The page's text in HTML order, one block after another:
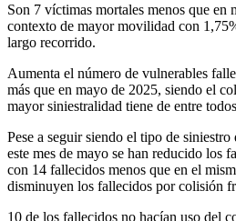
Son 7 víctimas mortales menos que en
contexto de mayor movilidad con
largo recorrido.
Aumenta el número de vulnerables
más que en mayo de 2025, siendo el
mayor siniestralidad tiene de entre
Pese a seguir siendo el tipo de
este mes de mayo se han reducido los
con 14 fallecidos menos que en el
disminuyen los fallecidos por colisión
10 de los fallecidos no hacían uso del